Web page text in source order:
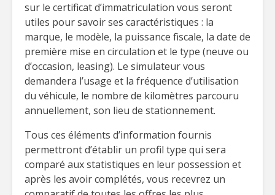
sur le certificat d’immatriculation vous seront
utiles pour savoir ses caractéristiques : la
marque, le modèle, la puissance fiscale, la date de
première mise en circulation et le type (neuve ou
d’occasion, leasing). Le simulateur vous
demandera l’usage et la fréquence d’utilisation
du véhicule, le nombre de kilomètres parcouru
annuellement, son lieu de stationnement.
Tous ces éléments d’information fournis
permettront d’établir un profil type qui sera
comparé aux statistiques en leur possession et
après les avoir complétés, vous recevrez un